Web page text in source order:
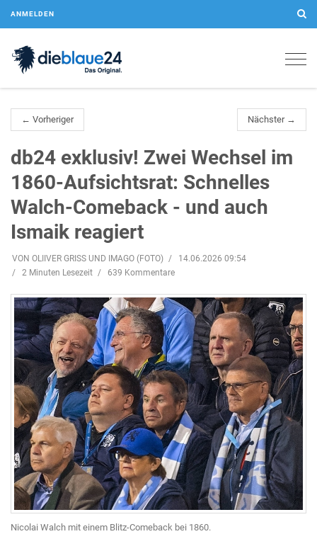
ANMELDEN
← Vorheriger Nächster →
db24 exklusiv! Zwei Wechsel im
1860-Aufsichtsrat: Schnelles
Walch-Comeback - und auch
Ismaik reagiert
VON OLIIVER GRISS UND IMAGO (FOTO)
14.06.2026 09:54
2 Minuten Lesezeit
639 Kommentare
Nicolai Walch mit einem Blitz-Comeback bei 1860.